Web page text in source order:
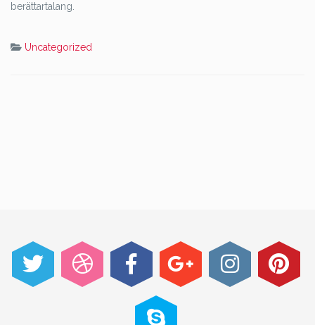
berättartalang.
Uncategorized